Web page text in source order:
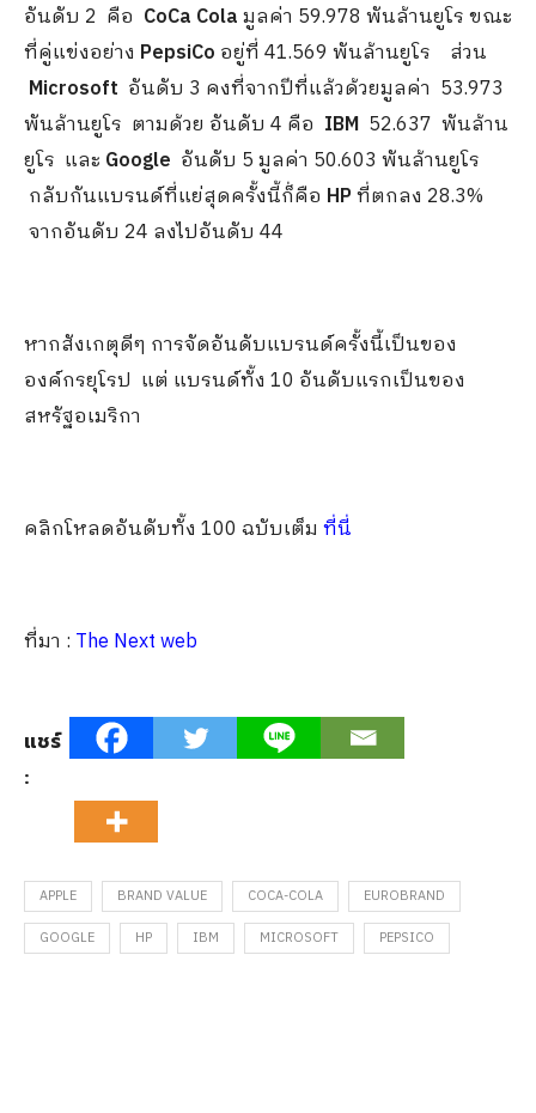
อันดับ 2 คือ CoCa Colaมูลค่า 59.978 พันล้านยูโร ขณะ
ที่คู่แข่งอย่าง PepsiCo อยู่ที่ 41.569 พันล้านยูโร ส่วน
Microsoft อันดับ 3 คงที่จากปีที่แล้วด้วยมูลค่า 53.973
พันล้านยูโร ตามด้วย อันดับ 4 คือ IBM 52.637 พันล้าน
ยูโร และ Google อันดับ 5 มูลค่า 50.603 พันล้านยูโร
กลับกันแบรนด์ที่แย่สุดครั้งนี้ก็่คือ HPที่ตกลง 28.3%
จากอันดับ 24 ลงไปอันดับ 44
หากสังเกตุดีๆ การจัดอันดับแบรนด์ครั้งนี้เป็นของ
องค์กรยุโรป แต่ แบรนด์ทั้ง 10 อันดับแรกเป็นของ
สหรัฐอเมริกา
คลิกโหลดอันดับทั้ง 100 ฉบับเต็ม ที่นี่
ที่มา : The Next web
แชร์
:
APPLE BRAND VALUE COCA-COLA
EUROBRAND
GOOGLE
HP IBM MICROSOFT PEPSICO